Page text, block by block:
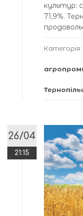
культур:
71,9%.
Категорія:
26/04
21:15